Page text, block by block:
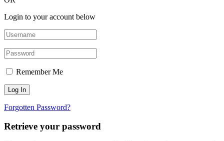
Login to your account below
Remember Me
Forgotten Password?
Retrieve your password